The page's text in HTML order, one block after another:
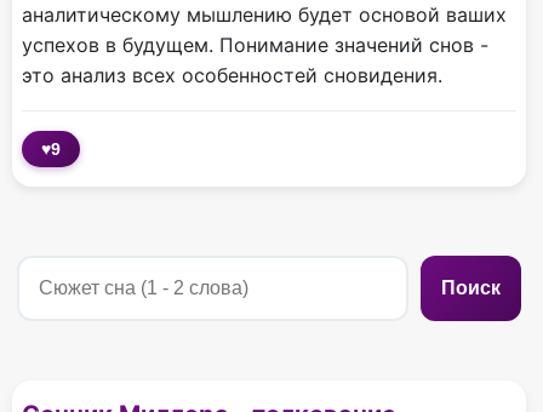
аналитическому мышлению будет основой ваших
успехов в будущем. Понимание значений снов -
это анализ всех особенностей сновидения.
♥9
Поиск